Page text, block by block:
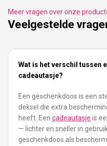
Meer vragen over onze
Veelgestelde
Wat is het verschil tussen
cadeautasje?
Een geschenkdoos is een
deksel die extra
heeft. Een cadeautasje is
— lichter en sneller in
geschenkdoos als